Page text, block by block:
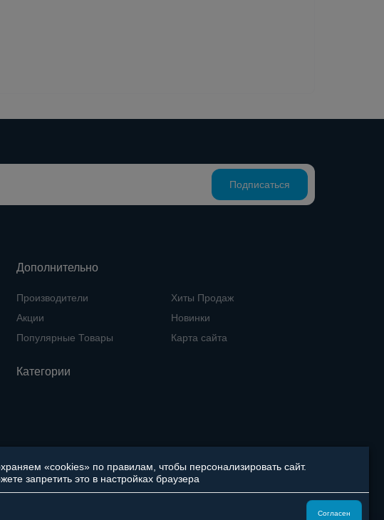
Подписаться
Дополнительно
Производители
Акции
Популярные Товары
Хиты Продаж
Новинки
Карта сайта
Категории
«cookies» по правилам, чтобы персонализировать сайт.
запретить это в настройках браузера
Согласен